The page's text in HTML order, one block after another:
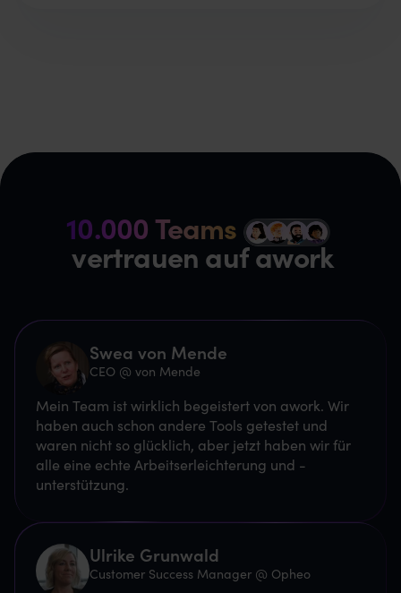
10.000 Teams z
vertrauen auf awork
Swea von Mende
CEO @ von Mende
Mein Team ist wirklich begeistert von awork. Wir
haben auch schon andere Tools getestet und
waren nicht so glücklich, aber jetzt haben wir für
alle eine echte Arbeitserleichterung und -
unterstützung.
Ulrike Grunwald
Customer Success Manager @ Opheo